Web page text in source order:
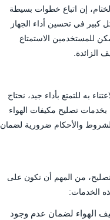
إن اتباع خطوات بسيطة
في تحسين أداء الجهاز
للمستخدمين الاستمتاع
الزائدة.
به للتمتع بأداء جيد، نحتاج
تصليح مكيفات الهواء
والأحكام ضرورية لضمان
من المهم أن تكون على
الخدمات:
الهواء لضمان عدم وجود